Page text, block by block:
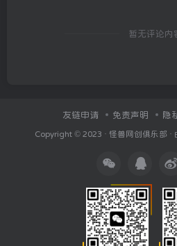
暂无评论内
友链申请 免责声明 隐
Copyright © 2023 · 怪兽网创俱乐部 ·